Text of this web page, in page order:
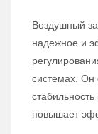
Воздушный
надежное и
системах. Он
повышает